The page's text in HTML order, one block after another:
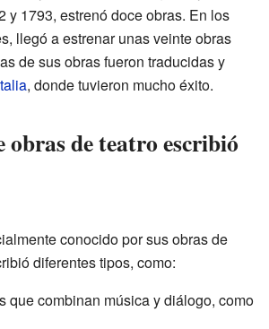
y 1793, estrenó doce obras. En los
llegó a estrenar unas veinte obras
de sus obras fueron traducidas y
, donde tuvieron mucho éxito.
obras de teatro escribió
conocido por sus obras de
diferentes tipos, como:
que combinan música y diálogo, como